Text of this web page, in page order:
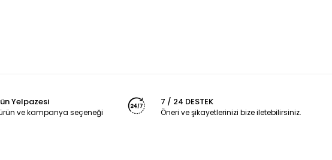
Yelpazesi
ve kampanya seçeneği
7 / 24 DESTEK
Öneri ve şikayetlerinizi bize iletebilirsiniz.